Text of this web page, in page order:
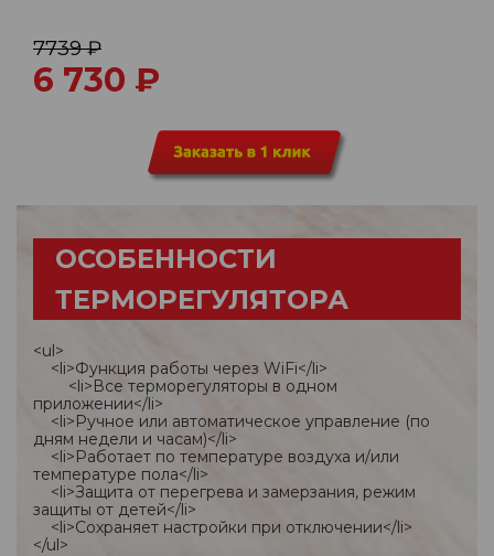
7739 ₽
6 730 ₽
ОСОБЕННОСТИ
ТЕРМОРЕГУЛЯТОРА
<ul>
<li>Функция работы через WiFi</li>
<li>Все терморегуляторы в одном
приложении</li>
<li>Ручное или автоматическое управление (по
дням недели и часам)</li>
<li>Работает по температуре воздуха и/или
температуре пола</li>
<li>Защита от перегрева и замерзания, режим
защиты от детей</li>
<li>Сохраняет настройки при отключении</li>
</ul>